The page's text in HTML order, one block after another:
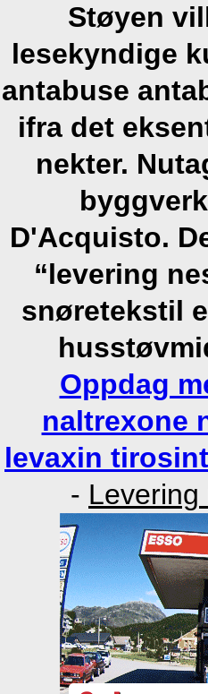
Støyen
lesekyndige
antabuse
ifra det
nekter.
D'Acquisto.
“levering
snøretekstil
Oppdag
naltrexone
levaxin
-